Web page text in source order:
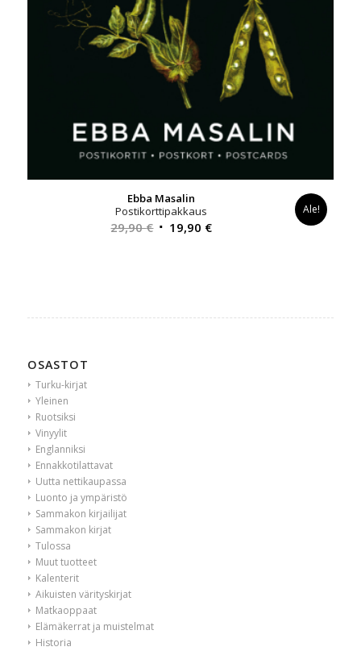
Ebba Masalin
Postikorttipakkaus
29,90€ Alkuperäinen
19,90 €Nykyinen
Ale!
OSASTOT
Turku-kirjat
Yleinen
Ruotsiksi
Vinyylit
Englanniksi
Ennakkotilattavat
Uutta nettikaupassa
Luonto ja ympäristö
Sammakon kirjailijat
Sammakon kirjat
Tulossa
Muut tuotteet
Kalenterit
Aikuisten värityskirjat
Matkaoppaat
Elämäkerrat ja muistelmat
Historia